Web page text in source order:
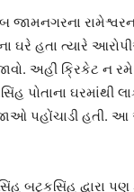
ઘરે હતા ત્યારે
અહીં ક્રિકેટ ન
પોતાના ઘરમાંથી
પહોંચાડી હતી.
બટુકસિંહ દ્વારા